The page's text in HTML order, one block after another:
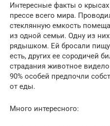
Интересные факты о крысах
прессе всего мира.
стеклянную емкость
из одной семьи. Одну из
рядышком. Ей бросали
есть, других ее сородичей
страдания животное видело
90% особей предпочли
от еды.
Много интересного: